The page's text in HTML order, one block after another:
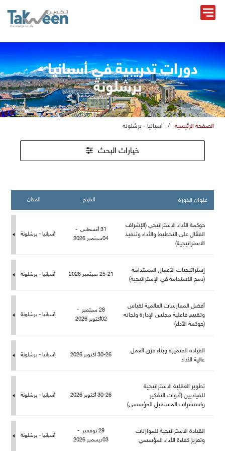
دورات تدريبية في أسبانيا -
برشلونة
الصفحة الرئيسية / أسبانيا - برشلونة
خيارات البحث
عنوان الدورة التاريخ المكان
حوكمة الأداء الاستراتيجي (الإشراف
الفعّال على التخطيط والأداء وتنفيذ
الاستراتيجية)
31 أغسطس -
04سبتمبر 2026
أسبانيا - برشلونة
إستراتيجيات الأعمال المستدامة
(دمج الاستدامة في الإستراتيجية)
25-21 سبتمبر 2026 أسبانيا - برشلونة
أفضل الممارسات العالمية لقياس
وتقييم فاعلية مجلس الإدارة ولجانه
(حوكمة الأداء)
28 سبتمبر -
02أكتوبر 2026
أسبانيا - برشلونة
القيادة المتميزة وبناء فرق الع
عالية الأداء
30-26 أكتوبر 2026 أسبانيا - برشلونة
تطوير العقلية الاستراتيجية
قياديين (أدوات التفكير
واستشراف المستقبل المؤسسي)
30-26 أكتوبر 2026 أسبانيا - برشلونة
القيادة الاستراتيجية للموازنات
وتعزيز كفاءة الأداء المؤسسي
29 نوفمبر -
03ديسمبر 2026
أسبانيا - برشلونة